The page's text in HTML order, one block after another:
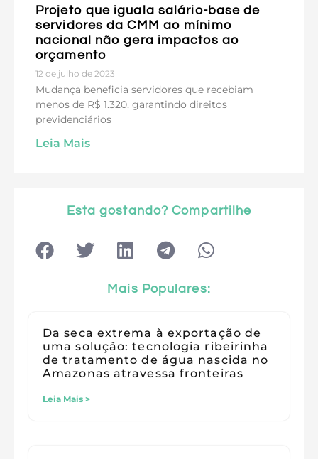
Projeto que iguala salário-base de
servidores da CMM ao mínimo
nacional não gera impactos ao
orçamento
12 de julho de 2023
Mudança beneficia servidores que recebiam
menos de R$ 1.320, garantindo direitos
previdenciários
Leia Mais
Esta gostando? Compartilhe
Mais Populares:
Da seca extrema à exportação de
uma solução: tecnologia ribeirinha
de tratamento de água nascida no
Amazonas atravessa fronteiras
Leia Mais >